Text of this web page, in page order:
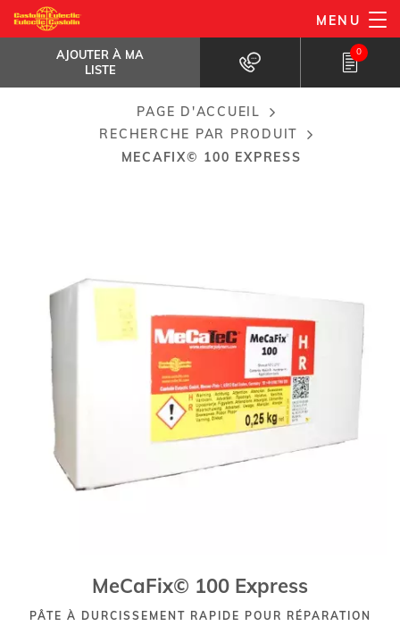
Aller
au
principal
MENU
AJOUTER À MA
LISTE
0
MeCaFix© 100 Express
AJOUTER À MA LISTE
Breadcrumb
PAGE D'ACCUEIL
RECHERCHE PAR PRODUIT
MECAFIX© 100 EXPRESS
MeCaFix© 100 Express
PÂTE À DURCISSEMENT RAPIDE POUR RÉPARATION